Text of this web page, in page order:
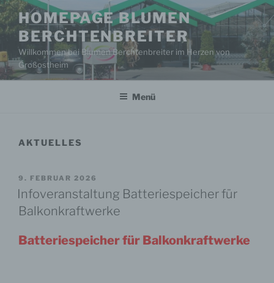
Zum
Inhalt
springen
HOMEPAGE BLUMEN
BERCHTENBREITER
Willkommen bei Blumen Berchtenbreiter im Herzen von
Großostheim
Menü
AKTUELLES
VERÖFFENTLICHT
AM
9. FEBRUAR 2026
Infoveranstaltung Batteriespeicher für
Balkonkraftwerke
Batteriespeicher für Balkonkraftwerke